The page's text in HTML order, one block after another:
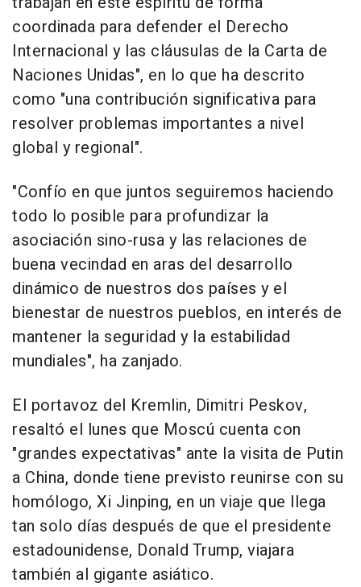
coordinada para defender el Derecho
Internacional y las cláusulas de la Carta de
Naciones Unidas", en lo que ha descrito
como "una contribución significativa para
resolver problemas importantes a nivel
global y regional".
"Confío en que juntos seguiremos haciendo
todo lo posible para profundizar la
asociación sino-rusa y las relaciones de
buena vecindad en aras del desarrollo
dinámico de nuestros dos países y el
bienestar de nuestros pueblos, en interés de
mantener la seguridad y la estabilidad
mundiales", ha zanjado.
El portavoz del Kremlin, Dimitri Peskov,
resaltó el lunes que Moscú cuenta con
"grandes expectativas" ante la visita de Putin
a China, donde tiene previsto reunirse con su
homólogo, Xi Jinping, en un viaje que llega
tan solo días después de que el presidente
estadounidense, Donald Trump, viajara
también al gigante asiático.